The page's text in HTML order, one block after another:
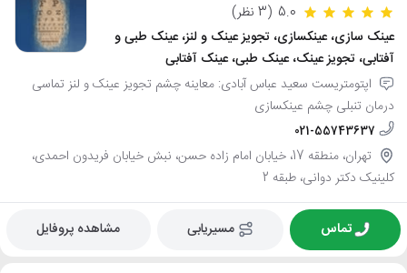
5.0 (3 نظر)
عینک سازی، عینکسازی، تجویز عینک و لنز، عینک طبی و
آفتابی، تجویز عینک، عینک طبی، عینک آفتابی
اپتومتریست سعید عباس آبادی: معاینه چشم تجویز عینک و لنز تماسی
درمان تنبلی چشم عینکسازی
021-55743637
تهران، منطقه 17، خیابان امام زاده حسن، نبش خیابان فریدون احمدی،
کلینیک دکتر دوانی، طبقه 2
تماس مسیریابی مشاهده پروفایل